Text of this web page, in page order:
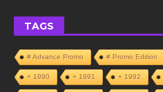
TAGS
# Advance Promo # Promo Edition
+ 1990 + 1991 + 1992